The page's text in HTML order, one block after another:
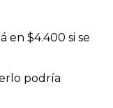
en $4.400 si se
podría